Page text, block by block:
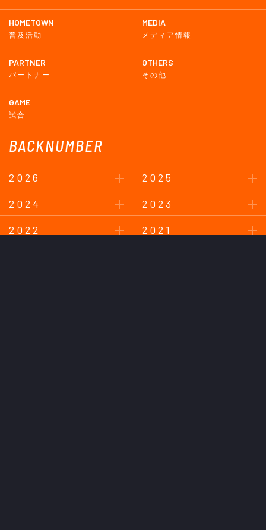
HOMETOWN
普及活動
MEDIA
メディア情報
PARTNER
パートナー
OTHERS
その他
GAME
試合
BACKNUMBER
2026
2025
2024
2023
2022
2021